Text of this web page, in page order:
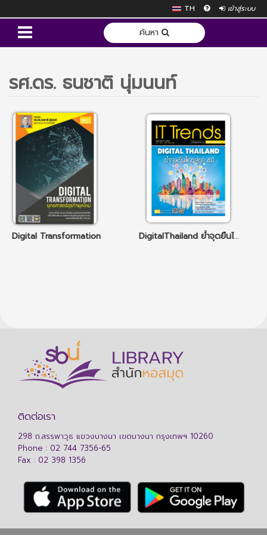
TH เข้าสู่ระบบ
ค้นหา
รศ.ดร. ธนชาติ นุ่มนนท์
Digital Transformation DigitalThailand ย้ำจุดยืนไทยสู่ยุค 4.0
ติดต่อเรา
298 ถ.สรรพาวุธ แขวงบางนา เขตบางนา กรุงเทพฯ 10260
Phone : 02 744 7356-65
Fax : 02 398 1356